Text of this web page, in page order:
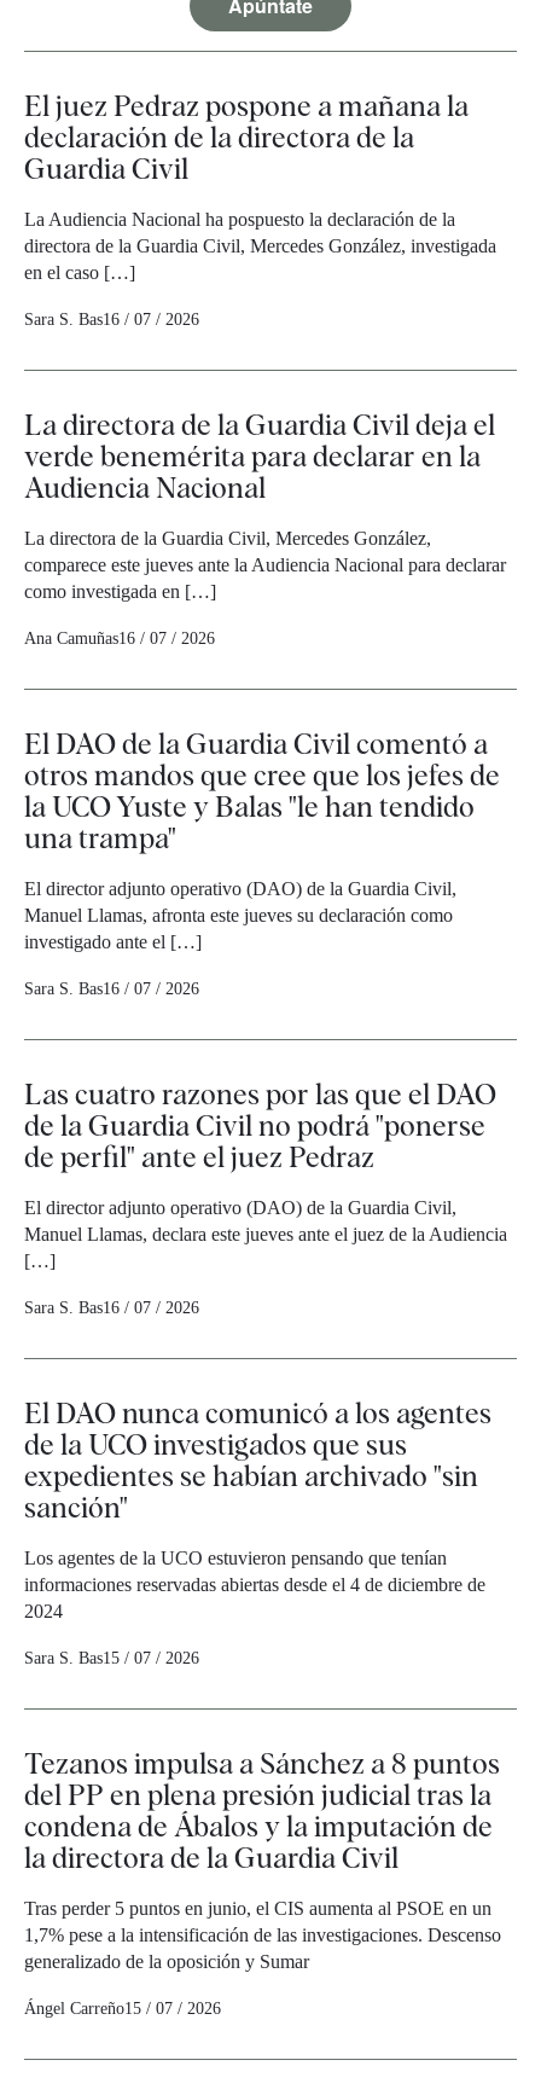
Apúntate
El juez Pedraz pospone a mañana la
declaración de la directora de la
Guardia Civil
La Audiencia Nacional ha pospuesto la declaración de la
directora de la Guardia Civil, Mercedes González, investigada
en el caso […]
Sara S. Bas16 / 07 / 2026
La directora de la Guardia Civil deja el
verde benemérita para declarar en la
Audiencia Nacional
La directora de la Guardia Civil, Mercedes González,
comparece este jueves ante la Audiencia Nacional para declarar
como investigada en […]
Ana Camuñas16 / 07 / 2026
El DAO de la Guardia Civil comentó a
otros mandos que cree que los jefes de
la UCO Yuste y Balas "le han tendido
una trampa"
El director adjunto operativo (DAO) de la Guardia Civil,
Manuel Llamas, afronta este jueves su declaración como
investigado ante el […]
Sara S. Bas16 / 07 / 2026
Las cuatro razones por las que el DAO
de la Guardia Civil no podrá "ponerse
de perfil" ante el juez Pedraz
El director adjunto operativo (DAO) de la Guardia Civil,
Manuel Llamas, declara este jueves ante el juez de la Audiencia
[…]
Sara S. Bas16 / 07 / 2026
El DAO nunca comunicó a los agentes
de la UCO investigados que sus
expedientes se habían archivado "sin
sanción"
Los agentes de la UCO estuvieron pensando que tenían
informaciones reservadas abiertas desde el 4 de diciembre de
2024
Sara S. Bas15 / 07 / 2026
Tezanos impulsa a Sánchez a 8 puntos
del PP en plena presión judicial tras la
condena de Ábalos y la imputación de
la directora de la Guardia Civil
Tras perder 5 puntos en junio, el CIS aumenta al PSOE en un
1,7% pese a la intensificación de las investigaciones. Descenso
generalizado de la oposición y Sumar
Ángel Carreño15 / 07 / 2026